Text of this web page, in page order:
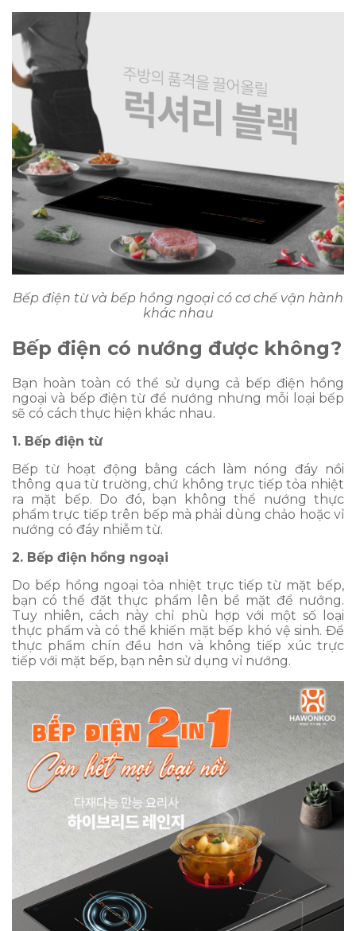
Bếp điện từ và bếp hồng ngoại có cơ chế vận hành
khác nhau
Bếp điện có nướng được không?
Bạn hoàn toàn có thể sử dụng cả bếp điện hồng
ngoại và bếp điện từ để nướng nhưng mỗi loại bếp
sẽ có cách thực hiện khác nhau.
1. Bếp điện từ
Bếp từ hoạt động bằng cách làm nóng đáy nồi
thông qua từ trường, chứ không trực tiếp tỏa nhiệt
ra mặt bếp. Do đó, bạn không thể nướng thực
phẩm trực tiếp trên bếp mà phải dùng chảo hoặc vỉ
nướng có đáy nhiễm từ.
2. Bếp điện hồng ngoại
Do bếp hồng ngoại tỏa nhiệt trực tiếp từ mặt bếp,
bạn có thể đặt thực phẩm lên bề mặt để nướng.
Tuy nhiên, cách này chỉ phù hợp với một số loại
thực phẩm và có thể khiến mặt bếp khó vệ sinh. Để
thực phẩm chín đều hơn và không tiếp xúc trực
tiếp với mặt bếp, bạn nên sử dụng vỉ nướng.